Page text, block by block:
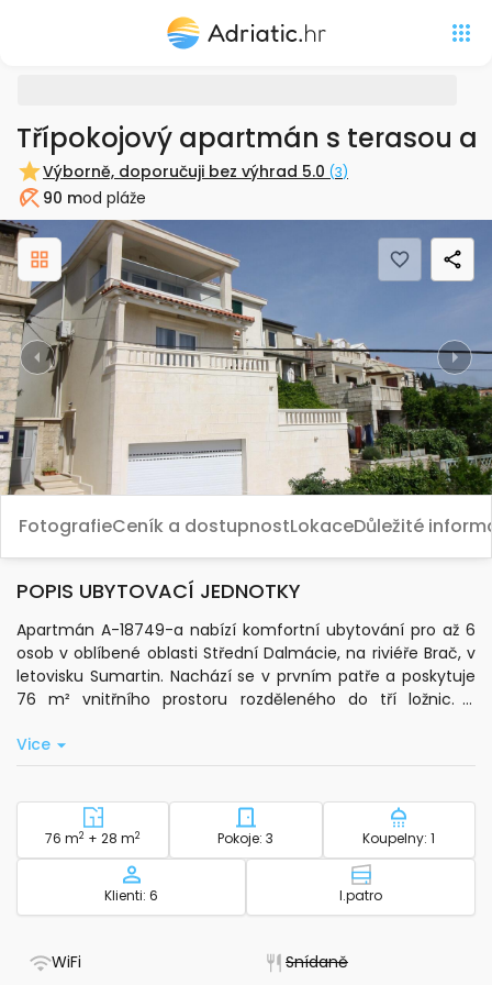
Třípokojový apartmán s terasou a
Výborně, doporučuji bez výhrad 5.0 (3)
Pláž 90 mod pláže
Previous Next
FotografieCeník a dostupnostLokaceDůležité
POPIS UBYTOVACÍ JEDNOTKY
Apartmán A-18749-a nabízí komfortní ubytování pro až 6
osob v oblíbené oblasti Střední Dalmácie, na riviéře Brač, v
letovisku Sumartin. Nachází se v prvním patře a poskytuje
76 m² vnitřního prostoru rozděleného do tří ložnic. K
výhledem na moře, kde si můžete užít posezení na
čerstvém vzduchu.
Součástí apartmánu je plně vybavená kuchyně se
základním nádobím, mikrovlnnou troubou, rychlovarnou
konvicí a myčkou nádobí. V obývacím pokoji je klimatizace,
která je zahrnuta v ceně pobytu. Samozřejmostí je
standardní Wi-Fi připojení a televize. Hosté mají k dispozici
žehlicí prkno a fén.
Vice
Plocha - ubytování
76 m2 + 28 m2 Počet ložnic - ubytování
Pokoje: 3 Počet
Koupelny: 1
Kapacita
Klienti: 6 Patro -
I.patro
WiFi Snídaně- Nedostupné